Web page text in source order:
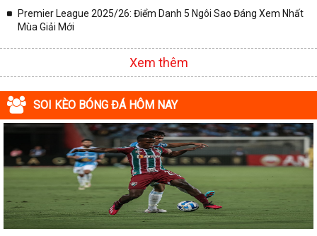
Premier League 2025/26: Điểm Danh 5 Ngôi Sao Đáng Xem Nhất
Mùa Giải Mới
Xem thêm
SOI KÈO BÓNG ĐÁ HÔM NAY